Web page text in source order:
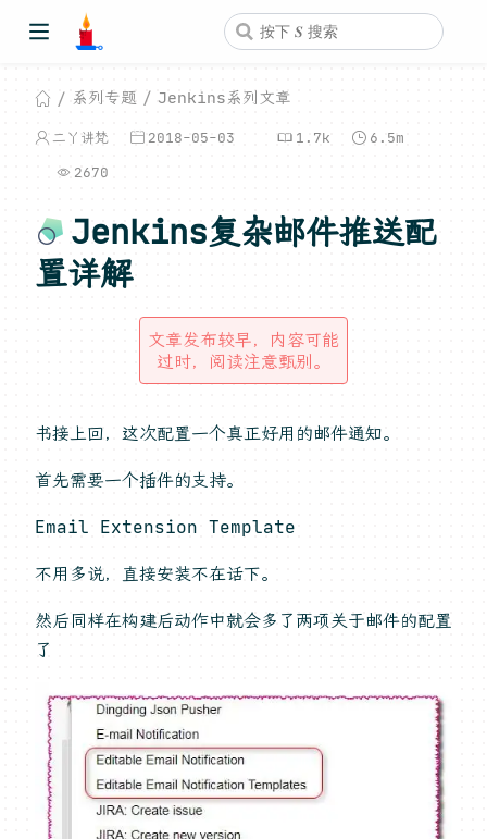
系列专题 Jenkins系列文章
二丫讲梵 2018-05-03 1.7k 6.5m
2670
Jenkins复杂邮件推送配
置详解
文章发布较早，内容可能
过时，阅读注意甄别。
书接上回，这次配置一个真正好用的邮件通知。
首先需要一个插件的支持。
Email Extension Template
不用多说，直接安装不在话下。
然后同样在构建后动作中就会多了两项关于邮件的配置
了